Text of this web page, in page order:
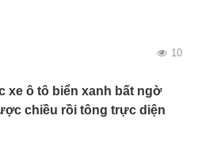
10
xe ô tô biển xanh bất ngờ
chiều rồi tông trực diện